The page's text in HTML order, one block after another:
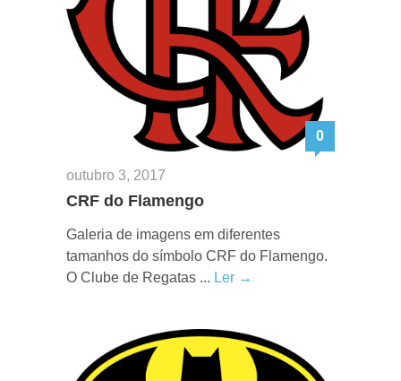
0
outubro 3, 2017
CRF do Flamengo
Galeria de imagens em diferentes
tamanhos do símbolo CRF do Flamengo.
O Clube de Regatas ... Ler →